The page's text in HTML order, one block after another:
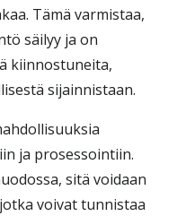
Tämä varmistaa,
säilyy ja on
kiinnostuneita,
sijainnistaan.
ja prosessointiin.
sitä voidaan
voivat tunnistaa